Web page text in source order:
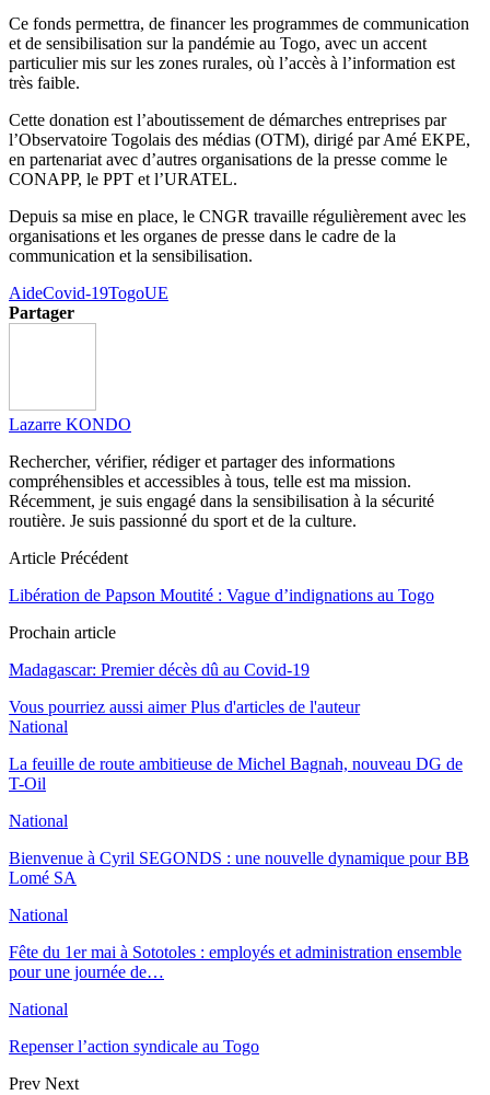
Ce fonds permettra, de financer les programmes de communication
et de sensibilisation sur la pandémie au Togo, avec un accent
particulier mis sur les zones rurales, où l’accès à l’information est
très faible.
Cette donation est l’aboutissement de démarches entreprises par
l’Observatoire Togolais des médias (OTM), dirigé par Amé EKPE,
en partenariat avec d’autres organisations de la presse comme le
CONAPP, le PPT et l’URATEL.
Depuis sa mise en place, le CNGR travaille régulièrement avec les
organisations et les organes de presse dans le cadre de la
communication et la sensibilisation.
AideCovid-19TogoUE
Partager
Lazarre KONDO
Rechercher, vérifier, rédiger et partager des informations
compréhensibles et accessibles à tous, telle est ma mission.
Récemment, je suis engagé dans la sensibilisation à la sécurité
routière. Je suis passionné du sport et de la culture.
Article Précédent
Libération de Papson Moutité : Vague d’indignations au Togo
Prochain article
Madagascar: Premier décès dû au Covid-19
Vous pourriez aussi aimer Plus d'articles de l'auteur
National
La feuille de route ambitieuse de Michel Bagnah, nouveau DG de
T-Oil
National
Bienvenue à Cyril SEGONDS : une nouvelle dynamique pour BB
Lomé SA
National
Fête du 1er mai à Sototoles : employés et administration ensemble
pour une journée de…
National
Repenser l’action syndicale au Togo
Prev Next